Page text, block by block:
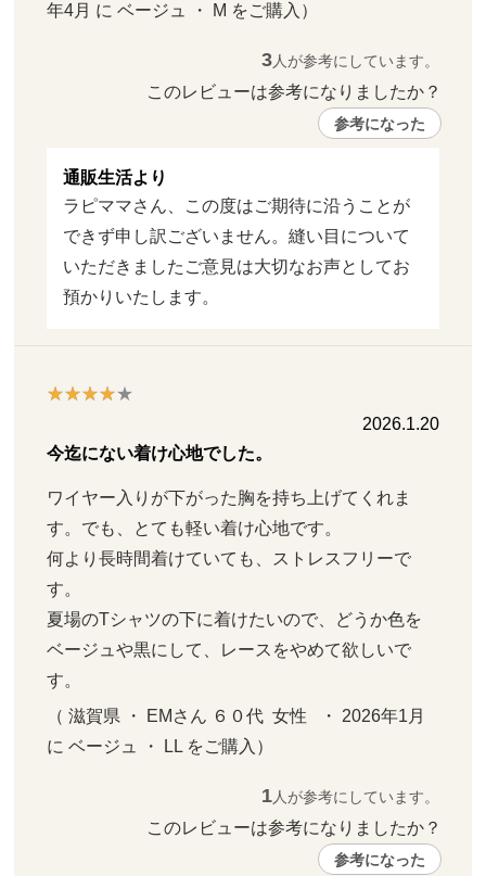
年4月 に ベージュ ・ M をご購入）
3人が参考にしています。
このレビューは参考になりましたか？
参考になった
通販生活より
ラピママさん、この度はご期待に沿うことが
できず申し訳ございません。縫い目について
いただきましたご意見は大切なお声としてお
預かりいたします。
2026.1.20
今迄にない着け心地でした。
ワイヤー入りが下がった胸を持ち上げてくれま
す。でも、とても軽い着け心地です。
何より長時間着けていても、ストレスフリーで
す。
夏場のTシャツの下に着けたいので、どうか色を
ベージュや黒にして、レースをやめて欲しいで
す。
（ 滋賀県 ・ EMさん ６０代  女性   ・ 2026年1月
に ベージュ ・ LL をご購入）
1人が参考にしています。
このレビューは参考になりましたか？
参考になった